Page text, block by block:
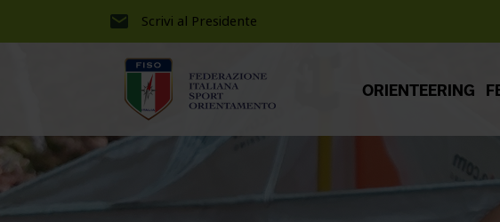
Scrivi al Presidente
ORIENTEERING